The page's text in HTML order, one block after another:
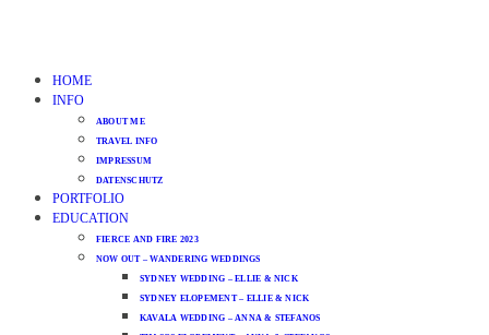
HOME
INFO
ABOUT ME
TRAVEL INFO
IMPRESSUM
DATENSCHUTZ
PORTFOLIO
EDUCATION
FIERCE AND FIRE 2023
NOW OUT – WANDERING WEDDINGS
SYDNEY WEDDING – ELLIE & NICK
SYDNEY ELOPEMENT – ELLIE & NICK
KAVALA WEDDING – ANNA & STEFANOS